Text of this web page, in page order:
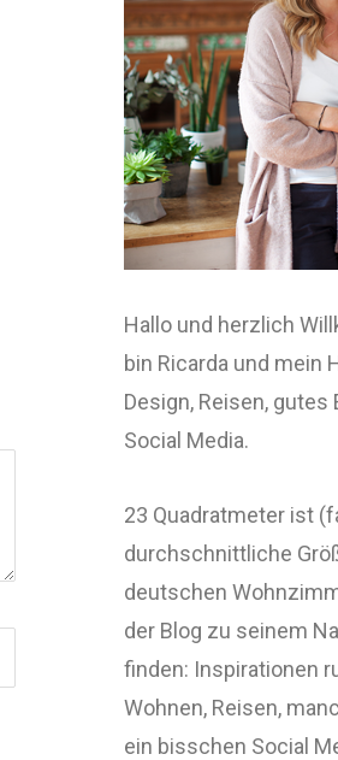
Hallo und herzlich
bin Ricarda und mein
Design, Reisen, gutes
Social Media.
23 Quadratmeter ist
durchschnittliche
deutschen
der Blog zu seinem
finden: Inspirationen
Wohnen, Reisen,
ein bisschen Social